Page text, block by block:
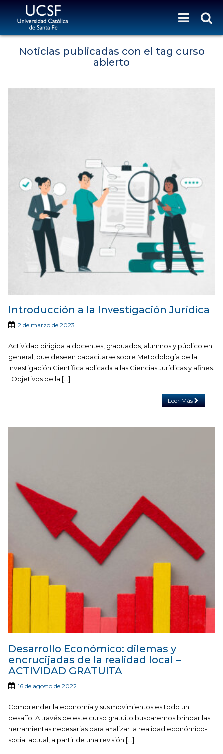
Noticias publicadas con el tag curso
abierto
Introducción a la Investigación Jurídica
2 de marzo de 2023
Actividad dirigida a docentes, graduados, alumnos y público en
general, que deseen capacitarse sobre Metodología de la
Investigación Científica aplicada a las Ciencias Jurídicas y afines.
Objetivos de la […]
Leer Más
Desarrollo Económico: dilemas y
encrucijadas de la realidad local –
ACTIVIDAD GRATUITA
16 de agosto de 2022
Comprender la economía y sus movimientos es todo un
desafío. A través de este curso gratuito buscaremos brindar las
herramientas necesarias para analizar la realidad económico-
social actual, a partir de una revisión […]